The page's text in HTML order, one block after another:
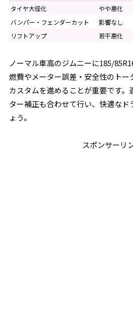
タイヤ大径化
やや悪化
バンパー・フェンダーカット
影響なし
リフトアップ
若干悪化
ノーマル車高のジムニーに185/
燃費やメーター誤差・安全性のトー
カスタムを進めることが重要です。
ター補正も合わせて行い、快適な
ょう。
スポンサーリ